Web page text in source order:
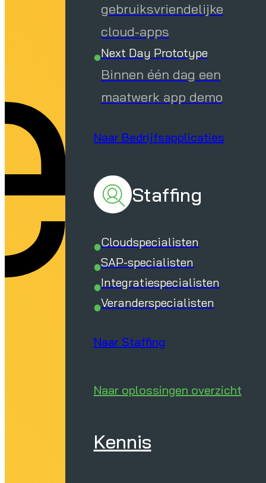
gebruiksvriendelijke
cloud-apps
Next Day Prototype
Binnen één dag een
maatwerk app demo
Naar Bedrijfsapplicaties
Staffing
Cloudspecialisten
SAP-specialisten
Integratiespecialisten
Veranderspecialisten
Naar Staffing
Naar oplossingen overzicht
Kennis